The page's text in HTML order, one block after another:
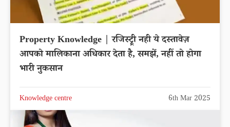
Property Knowledge | रजिस्ट्र्री नही ये दस्तावेज़
आपको मालिकाना अधिकार देता है, समझें, नहीं तो होगा
भारी नुकसान
Knowledge centre 6th Mar 2025